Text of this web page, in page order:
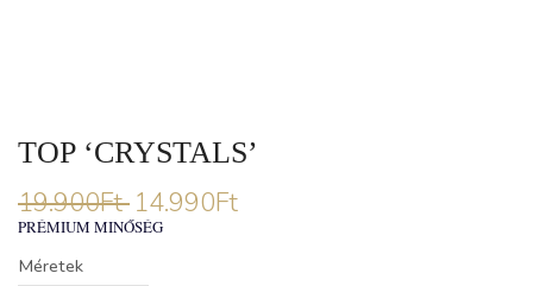
TOP ‘CRYSTALS’
19.900Ft 14.990Ft
PRÉMIUM MINŐSÉG
Méretek